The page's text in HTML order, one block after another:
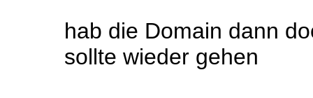
hab die Domain dann
sollte wieder gehen